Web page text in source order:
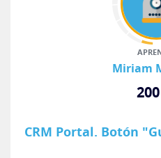
Miriam
200
CRM Portal. Botón